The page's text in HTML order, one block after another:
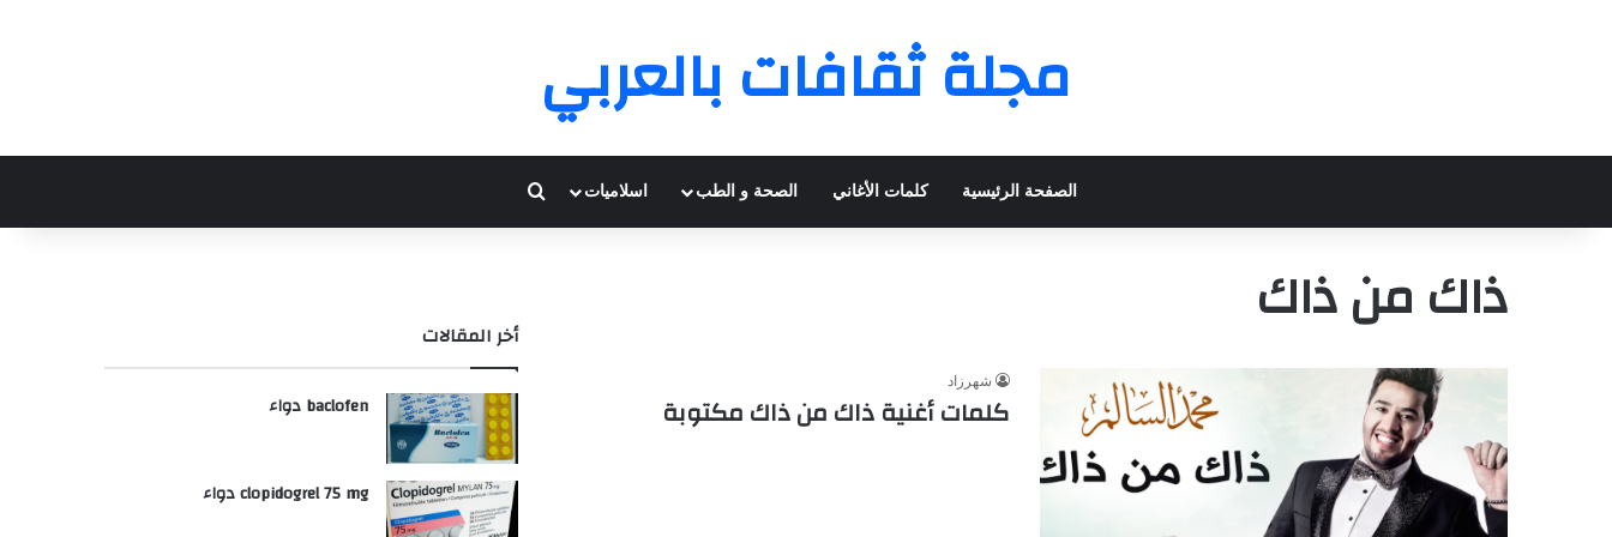
مجلة ثقافات بالعربي
الصفحة الرئيسية كلمات الأغاني الصحة و الطب اسلاميات
ذاك من ذاك
شهرزاد
كلمات أغنية ذاك من ذاك مكتوبة
أخر المقالات
baclofen دواء
clopidogrel 75 mg دواء